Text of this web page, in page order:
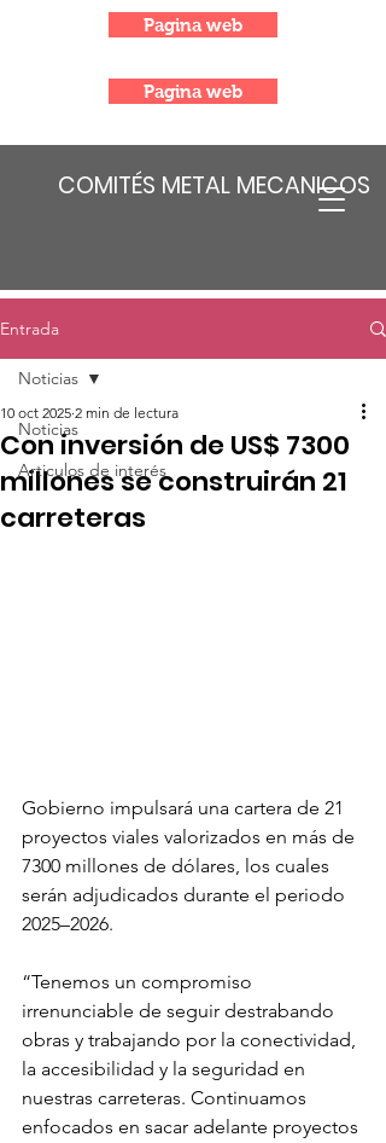
COMITÉS METAL MECANICOS
Pagina web
Pagina web
Entrada
Noticias
Articulos de interés
Noticias
Con inversión de US$ 7300
millones se construirán 21
carreteras
10 oct 2025 2 min de lectura
Gobierno impulsará una cartera de 21
proyectos viales valorizados en más de
7300 millones de dólares, los cuales
serán adjudicados durante el periodo
2025–2026.
“Tenemos un compromiso
irrenunciable de seguir destrabando
obras y trabajando por la conectividad,
la accesibilidad y la seguridad en
nuestras carreteras. Continuamos
enfocados en sacar adelante proyectos